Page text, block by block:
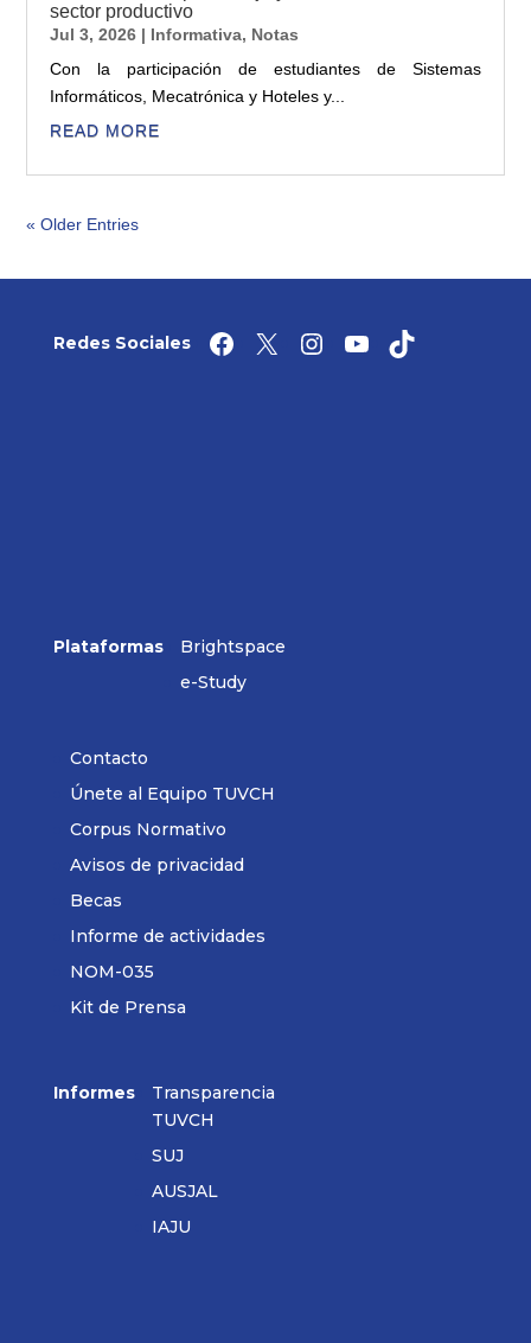
sector productivo
Jul 3, 2026 | Informativa, Notas
Con la participación de estudiantes de Sistemas
Informáticos, Mecatrónica y Hoteles y...
READ MORE
« Older Entries
Redes Sociales Facebook
X Instagram
YouTube
TikTok
Plataformas
Brightspace
e-Study
Contacto
Únete al Equipo TUVCH
Corpus Normativo
Avisos de privacidad
Becas
Informe de actividades
NOM-035
Kit de Prensa
Informes
Transparencia
TUVCH
SUJ
AUSJAL
IAJU